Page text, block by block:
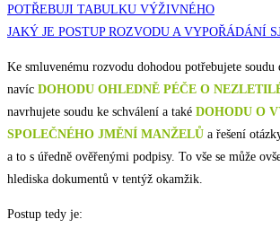
POTŘEBUJI TABULKU VÝŽIVNÉHO
JAKÝ JE POSTUP ROZVODU A VYPOŘÁDÁNÍ
Ke smluvenému rozvodu dohodou potřebujete soudu
navíc DOHODU OHLEDNĚ PÉČE O
navrhujete soudu ke schválení a také DOHODU O
SPOLEČNÉHO JMĚNÍ MANŽELŮ a řešení
a to s úředně ověřenými podpisy. To vše se může
hlediska dokumentů v tentýž okamžik.
Postup tedy je: